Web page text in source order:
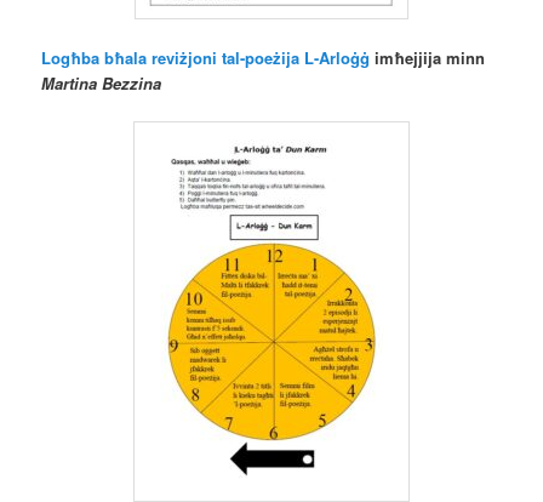
Logħba bħala reviżjoni tal-poeżija L-Arloġġimħejjija minn
Martina Bezzina